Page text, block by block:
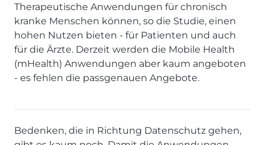
Therapeutische Anwendungen für chronisch
kranke Menschen können, so die Studie, einen
hohen Nutzen bieten - für Patienten und auch
für die Ärzte. Derzeit werden die Mobile Health
(mHealth) Anwendungen aber kaum angeboten
- es fehlen die passgenauen Angebote.
Bedenken, die in Richtung Datenschutz gehen,